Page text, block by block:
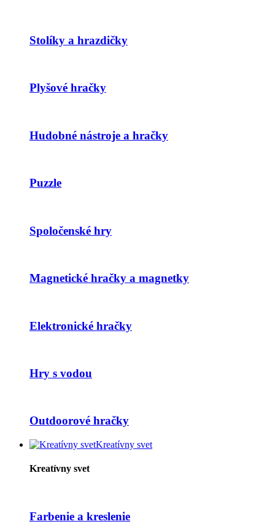
Stolíky a hrazdičky
Plyšové hračky
Hudobné nástroje a hračky
Puzzle
Spoločenské hry
Magnetické hračky a magnetky
Elektronické hračky
Hry s vodou
Outdoorové hračky
Kreatívny svet
Kreatívny svet
Farbenie a kreslenie